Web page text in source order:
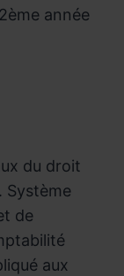
année
du droit
Système
de
aux